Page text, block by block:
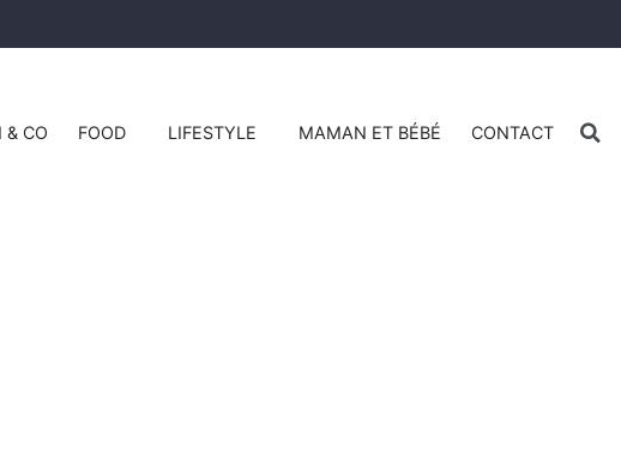
& CO FOOD LIFESTYLE MAMAN ET BÉBÉ CONTACT